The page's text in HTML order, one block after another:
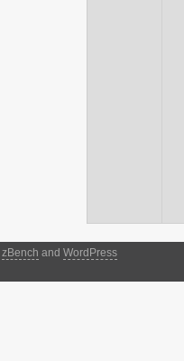
zBench and WordPress